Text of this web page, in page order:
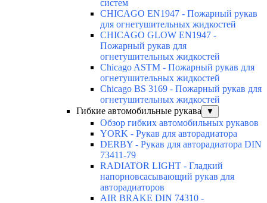
систем
CHICAGO EN1947 - Пожарный рукав
для огнетушительных жидкостей
CHICAGO GLOW EN1947 -
Пожарный рукав для
огнетушительных жидкостей
Chicago ASTM - Пожарный рукав для
огнетушительных жидкостей
Chicago BS 3169 - Пожарный рукав для
огнетушительных жидкостей
Гибкие автомобильные рукава
▼
Обзор гибких автомобильных рукавов
YORK - Рукав для авторадиатора
DERBY - Рукав для авторадиатора DIN
73411-79
RADIATOR LIGHT - Гладкий
напорновсасывающий рукав для
авторадиаторов
AIR BRAKE DIN 74310 -